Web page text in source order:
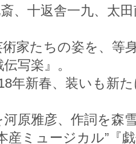
、十返舎一九、太
家たちの姿を、等
写楽』。
年新春、装いも新
原雅彦、作詞を森
産ミュージカル”『